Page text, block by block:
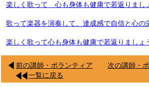
楽しく歌って 心も身体も健康で若返りまし
歌って楽器を演奏して、達成感で自信と心の
楽しく歌って心も身体も健康で若返りましょ
前の講師・ボランティア
次の講師・
一覧に戻る